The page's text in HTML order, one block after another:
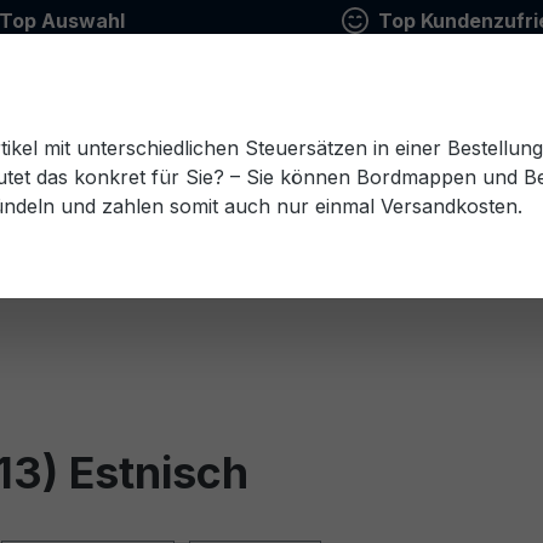
Top Auswahl Top
Estnisch Finnisch Französisch Griechisch
Estnisch
mit unterschiedlichen Steuersätzen in einer
das konkret für Sie? – Sie können Bordmappen und
und zahlen somit auch nur einmal Versandkosten.